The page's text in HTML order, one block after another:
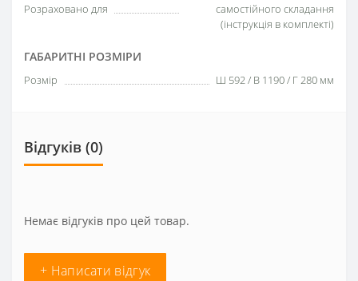
Розраховано для
самостійного складання
(інструкція в комплекті)
ГАБАРИТНІ РОЗМІРИ
Розмір Ш 592 / В 1190 / Г 280 мм
Відгуків (0)
Немає відгуків про цей товар.
+ Написати відгук